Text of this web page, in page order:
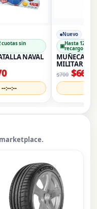
NAVAL
cuotas sin
--:--:--
MUÑECA
MILITAR
Nuevo
▣Hasta 12
recargo
$700 $660